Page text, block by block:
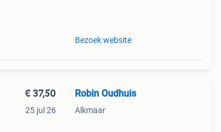
Bezoek website
€ 37,50
25 jul 26
Robin Oudhuis
Alkmaar